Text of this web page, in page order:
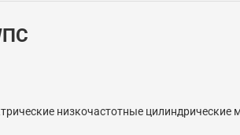
низкочастотные